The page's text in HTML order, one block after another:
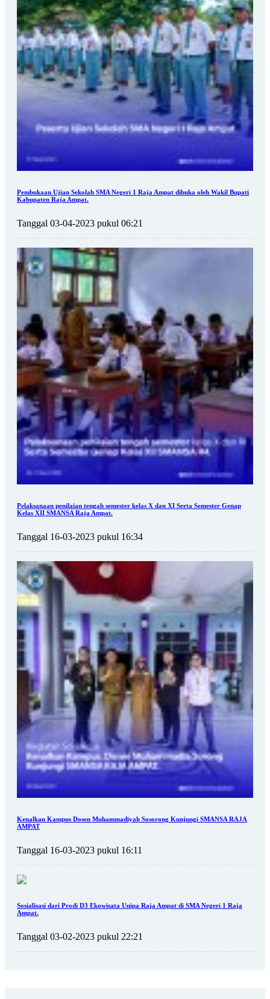
Pembukaan Ujian Sekolah SMA Negeri 1 Raja Ampat dibuka oleh Wakil Bupati
Kabupaten Raja Ampat.
Tanggal 03-04-2023 pukul 06:21
Pelaksanaan penilaian tengah semester kelas X dan XI Serta Semester Genap
Kelas XII SMANSA Raja Ampat.
Tanggal 16-03-2023 pukul 16:34
Kenalkan Kampus Dosen Muhammadiyah Sosorong Kunjungi SMANSA RAJA
AMPAT
Tanggal 16-03-2023 pukul 16:11
Sosialisasi dari Prodi D3 Ekowisata Unipa Raja Ampat di SMA Negeri 1 Raja
Ampat.
Tanggal 03-02-2023 pukul 22:21